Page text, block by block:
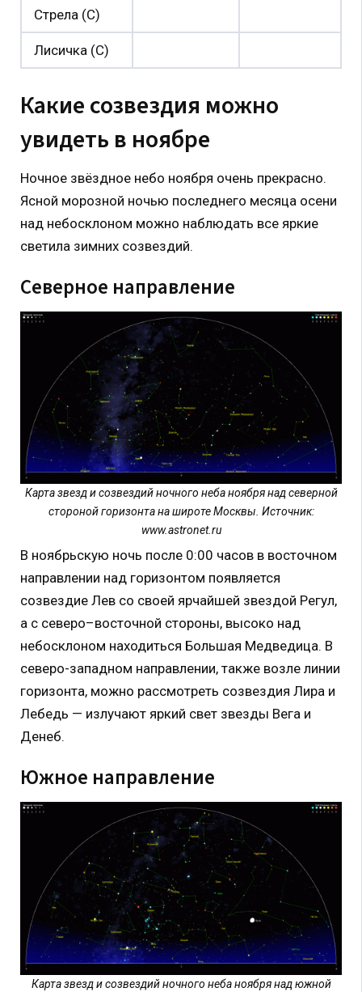
Стрела (С)
Лисичка (С)
Какие созвездия можно
увидеть в ноябре
Ночное звёздное небо ноября очень прекрасно.
Ясной морозной ночью последнего месяца осени
над небосклоном можно наблюдать все яркие
светила зимних созвездий.
Северное направление
Карта звезд и созвездий ночного неба ноября над северной
стороной горизонта на широте Москвы. Источник:
www.astronet.ru
В ноябрьскую ночь после 0:00 часов в восточном
направлении над горизонтом появляется
созвездие Лев со своей ярчайшей звездой Регул,
а с северо–восточной стороны, высоко над
небосклоном находиться Большая Медведица. В
северо-западном направлении, также возле линии
горизонта, можно рассмотреть созвездия Лира и
Лебедь — излучают яркий свет звезды Вега и
Денеб.
Южное направление
Карта звезд и созвездий ночного неба ноября над южной